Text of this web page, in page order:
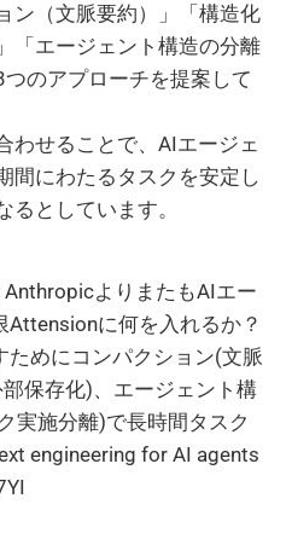
ン（文脈要約）」「構造化
「エージェント構造の分離
つのアプローチを提案して
わせることで、AIエージェ
間にわたるタスクを安定し
るとしています。
AnthropicよりまたもAIエー
Attensionに何を入れるか？
ためにコンパクション(文脈
保存化)、エージェント構
実施分離)で長時間タスク
engineering for AI agents